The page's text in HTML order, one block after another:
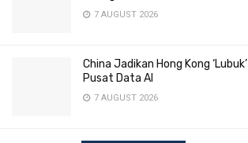
7 AUGUST 2026
China Jadikan Hong Kong ‘Lubuk’
Pusat Data AI
7 AUGUST 2026